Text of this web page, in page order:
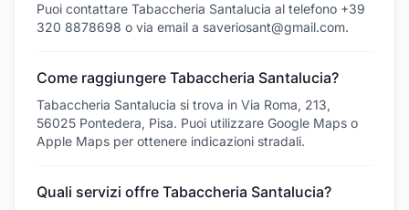
Puoi contattare Tabaccheria Santalucia al telefono +39
320 8878698 o via email a saveriosant@gmail.com.
Come raggiungere Tabaccheria Santalucia?
Tabaccheria Santalucia si trova in Via Roma, 213,
56025 Pontedera, Pisa. Puoi utilizzare Google Maps o
Apple Maps per ottenere indicazioni stradali.
Quali servizi offre Tabaccheria Santalucia?